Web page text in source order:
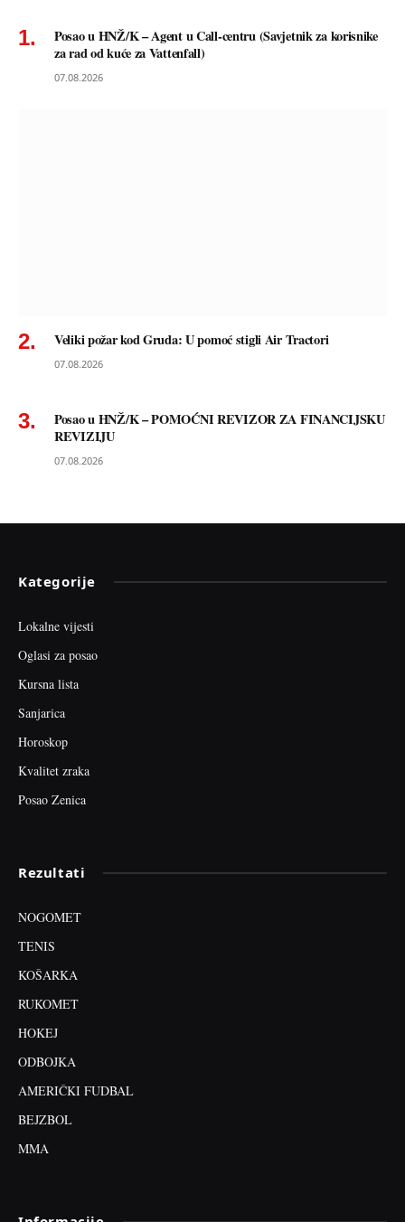
Posao u HNŽ/K – Agent u Call-centru (Savjetnik za korisnike
za rad od kuće za Vattenfall)
07.08.2026
Veliki požar kod Gruda: U pomoć stigli Air Tractori
07.08.2026
Posao u HNŽ/K – POMOĆNI REVIZOR ZA FINANCIJSKU
REVIZIJU
07.08.2026
Kategorije
Lokalne vijesti
Oglasi za posao
Kursna lista
Sanjarica
Horoskop
Kvalitet zraka
Posao Zenica
Rezultati
NOGOMET
TENIS
KOŠARKA
RUKOMET
HOKEJ
ODBOJKA
AMERIČKI FUDBAL
BEJZBOL
MMA